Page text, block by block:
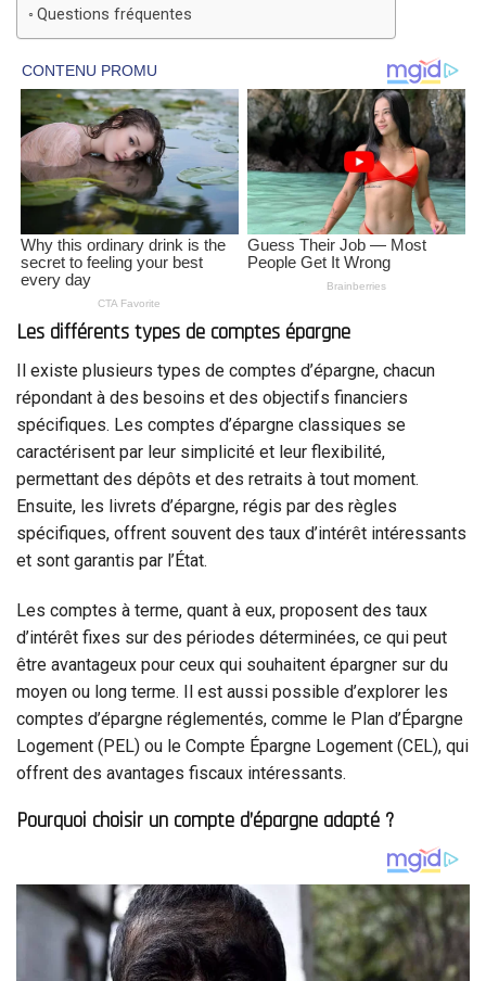
Questions fréquentes
Les différents types de comptes épargne
Il existe plusieurs types de comptes d’épargne, chacun
répondant à des besoins et des objectifs financiers
spécifiques. Les comptes d’épargne classiques se
caractérisent par leur simplicité et leur flexibilité,
permettant des dépôts et des retraits à tout moment.
Ensuite, les livrets d’épargne, régis par des règles
spécifiques, offrent souvent des taux d’intérêt intéressants
et sont garantis par l’État.
Les comptes à terme, quant à eux, proposent des taux
d’intérêt fixes sur des périodes déterminées, ce qui peut
être avantageux pour ceux qui souhaitent épargner sur du
moyen ou long terme. Il est aussi possible d’explorer les
comptes d’épargne réglementés, comme le Plan d’Épargne
Logement (PEL) ou le Compte Épargne Logement (CEL), qui
offrent des avantages fiscaux intéressants.
Pourquoi choisir un compte d’épargne adapté ?